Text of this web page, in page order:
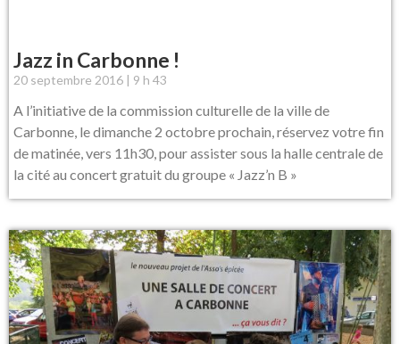
Jazz in Carbonne !
20 septembre 2016 9 h 43
A l’initiative de la commission culturelle de la ville de
Carbonne, le dimanche 2 octobre prochain, réservez votre fin
de matinée, vers 11h30, pour assister sous la halle centrale de
la cité au concert gratuit du groupe « Jazz’n B »